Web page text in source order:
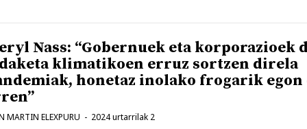
Nass: “Gobernuek eta korporazioek
klimatikoen erruz sortzen direla
honetaz inolako frogarik egon
2024 urtarrilak 2
MARTIN ELEXPURU